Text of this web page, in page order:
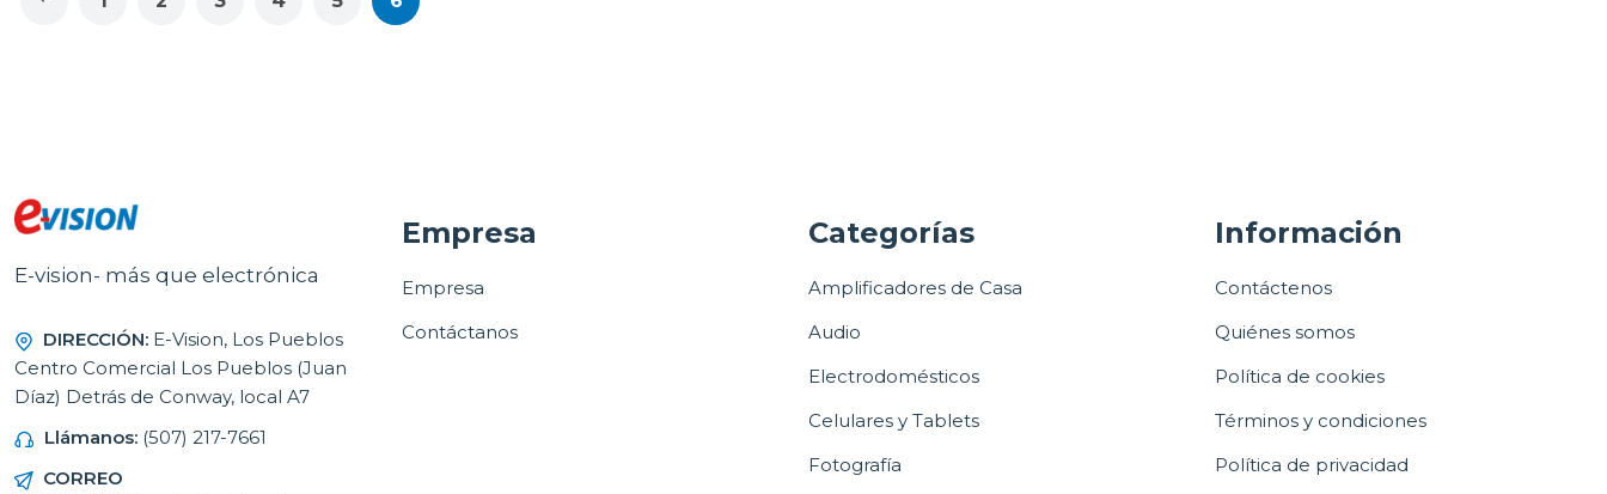
E-vision- más que electrónica
DIRECCIÓN: E-Vision, Los Pueblos
Centro Comercial Los Pueblos (Juan
Díaz) Detrás de Conway, local A7
Llámanos: (507) 217-7661
CORREO
Empresa
Empresa
Contáctanos
Categorías
Amplificadores de Casa
Audio
Electrodomésticos
Celulares y Tablets
Fotografía
Información
Contáctenos
Quiénes somos
Política de cookies
Términos y condiciones
Política de privacidad